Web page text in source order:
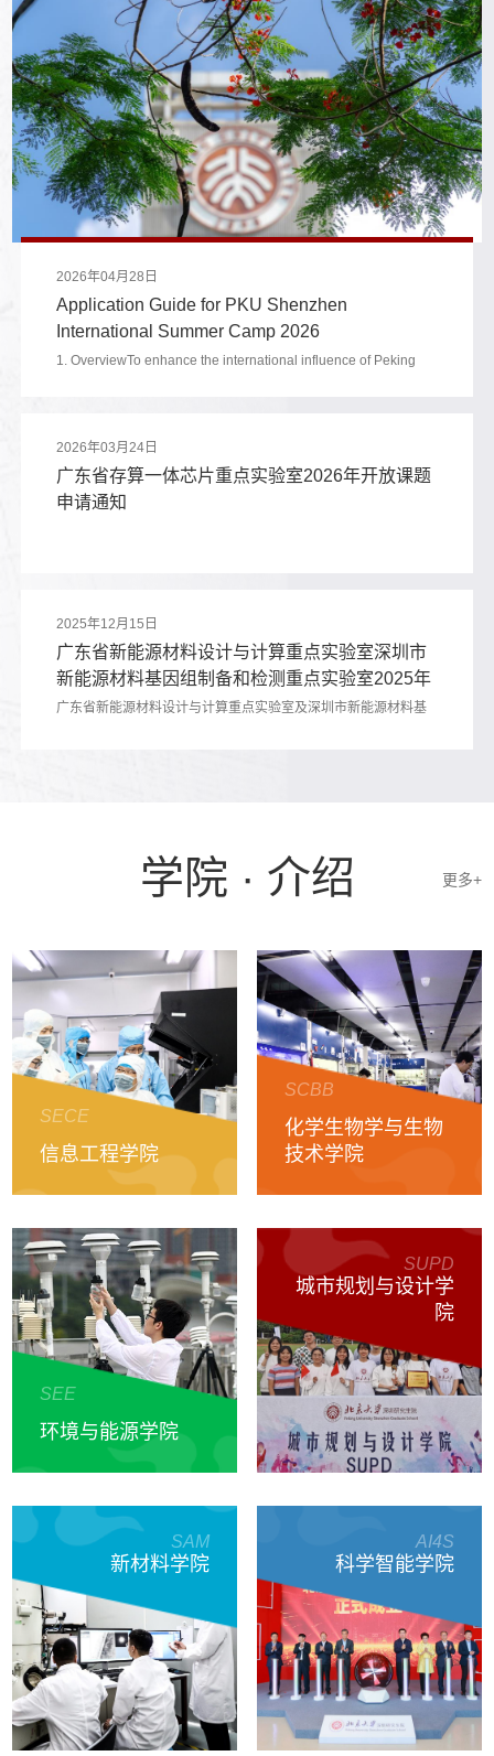
一个深度探索前沿学科、感知中国发展、体验岭南文化的独特平
台。二、项目详情（一）主题：2026年国际暑期探索营：探索未
来，智汇湾区（二）时间：2026年7月6日（周一）至7月10...
2026年04月28日
Application Guide for PKU Shenzhen
International Summer Camp 2026
1. OverviewTo enhance the international influence of Peking
academic resources with the innovative spirit of Shenzhen, a
world-renowned city in the Special Economic Zone and the
Guangdong-Hong Kong-Macau Greater Bay Area. ...
2026年03月24日
广东省存算一体芯片重点实验室2026年开放课题
申请通知
2025年12月15日
广东省新能源材料设计与计算重点实验室深圳市
新能源材料基因组制备和检测重点实验室2025年
度开放课题申请指南
广东省新能源材料设计与计算重点实验室及深圳市新能源材料基
台，在锂离子电池、光伏太阳能、热电等领域设计、预测和高通
学院 · 介绍 更多+
SECE
信息工程学院
SCBB
化学生物学与生物
技术学院
SEE
环境与能源学院
SUPD
城市规划与设计学
院
SAM
新材料学院
AI4S
科学智能学院